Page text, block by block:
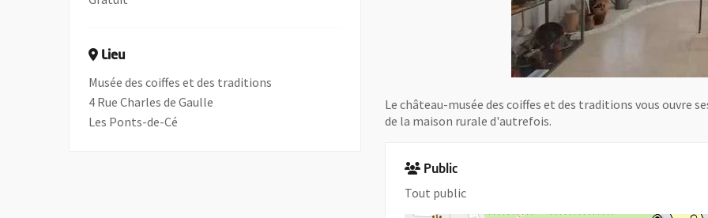
Le château-musée des coiffes et des traditions vous ouvre
de la maison rurale d'autrefois.
Public
Tout public
Lieu
Musée des coiffes et des traditions
4 Rue Charles de Gaulle
Les Ponts-de-Cé